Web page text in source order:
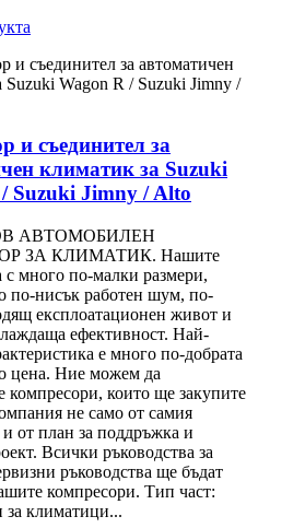
и съединител за
климатик за Suzuki
Suzuki Jimny / Alto
АВТОМОБИЛЕН
ЗА КЛИМАТИК. Нашите
с много по-малки размери,
по-нисък работен шум, по-
експлоатационен живот и
ефективност. Най-
е много по-добрата
цена. Ние можем да
компресори, които ще закупите
не само от самия
от план за поддръжка и
Всички ръководства за
ръководства ще бъдат
компресори. Тип част:
за климатици...